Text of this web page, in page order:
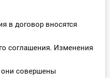
в договор вносятся
соглашения. Изменения
они совершены